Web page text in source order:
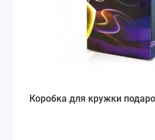
Коробка для кружки